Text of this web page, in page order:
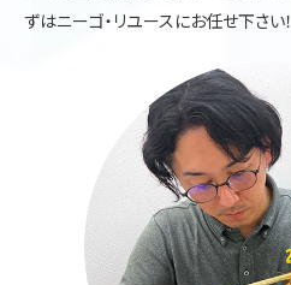
ずはニーゴ・リユースにお任せ下さい！